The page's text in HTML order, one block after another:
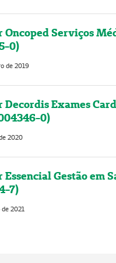
Oncoped Serviços
0)
de 2019
Decordis Exames
0)
2020
Essencial Gestão em
7)
2021